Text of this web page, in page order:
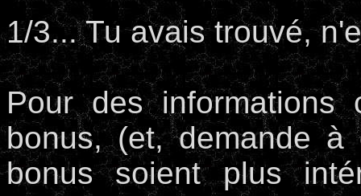
1/3... Tu avais trouvé,
Pour des informations
bonus, (et, demande
bonus soient plus